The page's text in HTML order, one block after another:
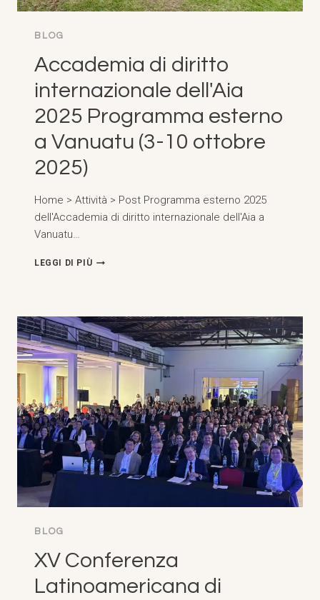
BLOG
Accademia di diritto
internazionale dell'Aia
2025 Programma esterno
a Vanuatu (3-10 ottobre
2025)
Home > Attività > Post Programma esterno 2025
dell'Accademia di diritto internazionale dell'Aia a
Vanuatu…
LEGGI DI PIÙACCADEMIA
2025
PROGRAMMA
ESTERNO
A
10
OTTOBRE
2025)
BLOG
XV Conferenza
Latinoamericana di